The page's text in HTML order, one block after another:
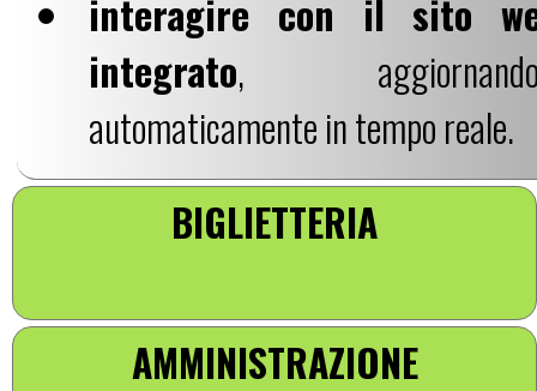
interagire con il sito
integrato,
automaticamente in tempo reale.
BIGLIETTERIA
AMMINISTRAZIONE